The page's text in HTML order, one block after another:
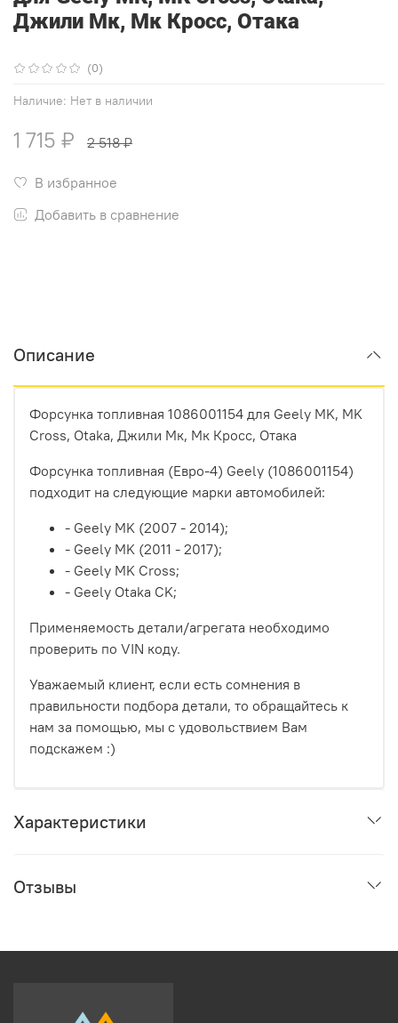
(0)
Наличие: Нет в наличии
Джили Мк, Мк Кросс, Отака
1 715 ₽ 2 518 ₽
В избранное
Добавить в сравнение
Описание
Форсунка топливная 1086001154 для Geely MK, MK
Cross, Otaka, Джили Мк, Мк Кросс, Отака
Форсунка топливная (Евро-4) Geely (1086001154)
подходит на следующие марки автомобилей:
- Geely MK (2007 - 2014);
- Geely MK (2011 - 2017);
- Geely MK Cross;
- Geely Otaka CK;
Применяемость детали/агрегата необходимо
проверить по VIN коду.
Уважаемый клиент, если есть сомнения в
правильности подбора детали, то обращайтесь к
нам за помощью, мы с удовольствием Вам
подскажем :)
Характеристики
Отзывы